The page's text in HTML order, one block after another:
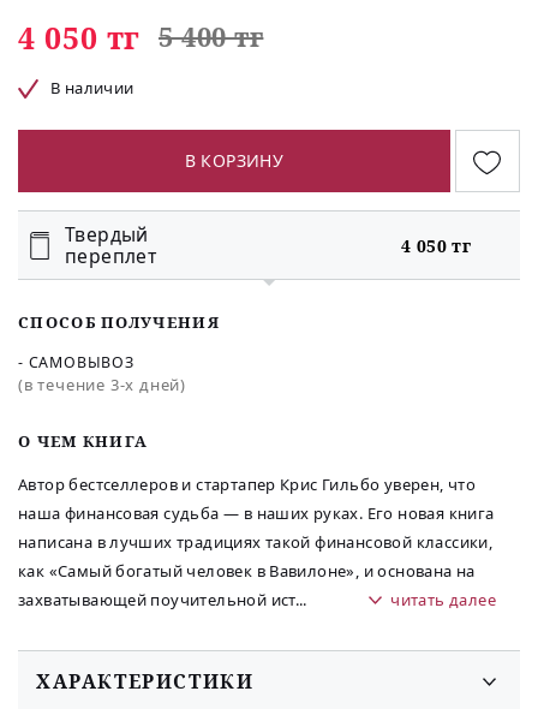
O ЧЕМ КНИГА
Автор бестселлеров и стартапер Крис Гильбо уверен, что
наша финансовая судьба — в наших руках. Его новая книга
написана в лучших традициях такой финансовой классики,
как «Самый богатый человек в Вавилоне», и основана на
захватывающей поучительной ист... читать далее
4 050 тг 5 400 тг
В наличии
В КОРЗИНУ
Твердый
переплет
4 050 тг
СПОСОБ ПОЛУЧЕНИЯ
- САМОВЫВОЗ
(в течение 3-х дней)
ХАРАКТЕРИСТИКИ